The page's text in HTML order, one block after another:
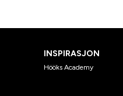
INSPIRASJON
Hööks Academy